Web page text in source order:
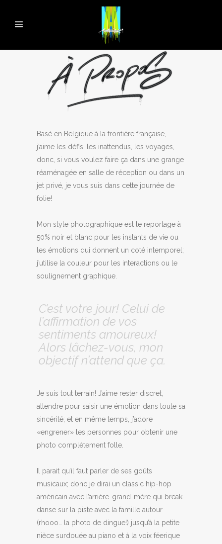
Basé en Belgique à la frontière française,
j’aime les défis, les inattendus, les voyages,
donc, si vous voulez faire ça dans une grange
réaménagée en salle de réception ou dans un
jet privé, je vous suis dans cette journée de
folie!
Mon style photographique est le reportage à
50% noir et blanc pour les instants de vie ou
les émotions qui donnent un coté intemporel;
j’utilise la couleur pour les interactions ou le
soulignement graphique.
C’est votre jour! Celui de
l’affirmation de vos
sentiments amoureux!
Alors lâchez-vous, mon
objectif n’attend que ça.
Je suis tout terrain! J’aime rester discret,
attendre pour saisir une émotion dans toute sa
sincérité; et en même temps, j’adore
«engrener» les personnes pour obtenir une
photo complètement folle.
Il parait qu’il faut parler de ses goûts
musicaux; donc je dirai un classic hip-hop
américain avec l’arrière-grand-mère qui break-
danse sur la piste avec la famille autour
(rhooo… la photo de dingue!) jusqu’à la petite
nièce surdouée au piano et à la voix féerique